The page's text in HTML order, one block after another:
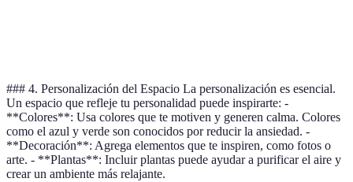
### 4. Personalización del Espacio La personalización es esencial.
Un espacio que refleje tu personalidad puede inspirarte: -
**Colores**: Usa colores que te motiven y generen calma. Colores
como el azul y verde son conocidos por reducir la ansiedad. -
**Decoración**: Agrega elementos que te inspiren, como fotos o
arte. - **Plantas**: Incluir plantas puede ayudar a purificar el aire y
crear un ambiente más relajante.